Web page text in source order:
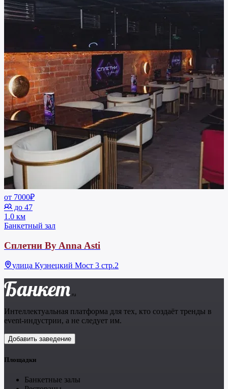
от 7000₽
до 47
1.0 км
Банкетный зал
Сплетни By Anna Asti
улица Кузнецкий Мост 3 стр.2
Банкет.ru
Интеллектуальная платформа для тех, кто создаёт тренды в
event-индустрии, а не следует им.
Добавить заведение
Площадки
Банкетные залы